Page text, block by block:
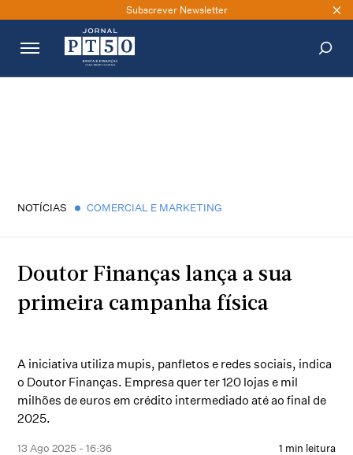
Subscrever Newsletter
NOTÍCIAS COMERCIAL E MARKETING
Doutor Finanças lança a sua
primeira campanha física
A iniciativa utiliza mupis, panfletos e redes sociais, indica
o Doutor Finanças. Empresa quer ter 120 lojas e mil
milhões de euros em crédito intermediado até ao final de
2025.
13 Ago 2025 - 16:36 1 min leitura